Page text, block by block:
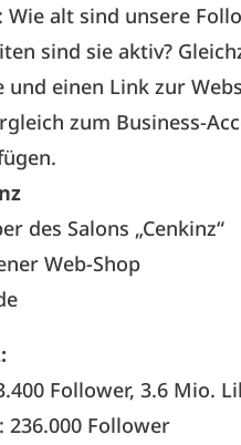
Wie alt sind unsere
sind sie aktiv?
und einen Link zur
zum Business-
des Salons „Cenkinz“
Web-Shop
Follower, 3.6 Mio.
236.000 Follower